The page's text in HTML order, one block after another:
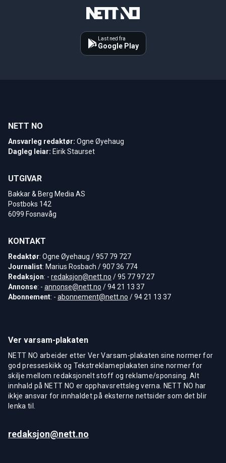
Last ned fra
Google Play
NETT NO
Ansvarleg redaktør: Ogne Øyehaug
Dagleg leiar: Eirik Staurset
UTGIVAR
Bakkar & Berg Media AS
Postboks 142
6099 Fosnavåg
KONTAKT
Redaktør: Ogne Øyehaug / 957 79 727
Journalist: Marius Rosbach / 907 36 774
Redaksjon: - redaksjon@nett.no / 95 77 97 27
Annonse: - annonse@nett.no / 94 21 13 37
Abonnement: - abonnement@nett.no / 94 21 13 37
Ver varsam-plakaten
NETT NO arbeider etter Ver Varsam-plakaten sine normer for
god presseskikk og Tekstreklameplakaten sine normer for
skilje mellom redaksjonelt stoff og reklame/sponsing. Alt
innhald på NETT NO er opphavsrettsleg verna. NETT NO har
ikkje ansvar for innhaldet på eksterne nettsider som det blir
lenka til.
redaksjon@nett.no